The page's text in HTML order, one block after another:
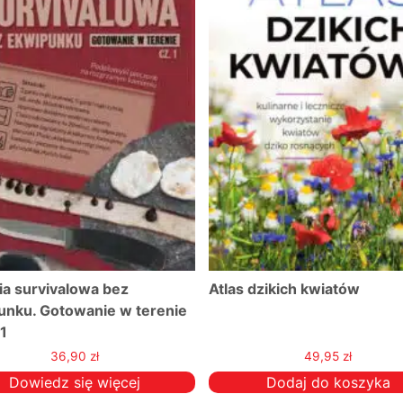
Atlas dzikich kwiatów
Dodaj do koszyka
Atlas dzikich roślin
Dodaj do